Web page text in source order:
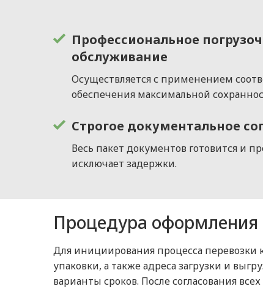
Профессиональное
обслуживание
Осуществляется с применением
обеспечения максимальной
Строгое документальное
Весь пакет документов готовится и
исключает задержки.
Процедура оформления
Для инициирования процесса
упаковки, а также адреса загрузки и
варианты сроков. После согласования